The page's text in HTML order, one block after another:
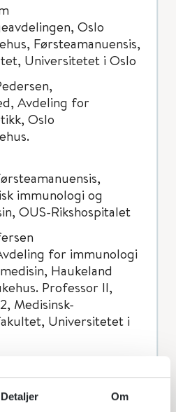
Detaljer Om
Oslo
Førsteamanuensis,
Universitetet i Oslo
Avdeling for
Oslo
immunologi og
OUS-Rikshospitalet
for immunologi
Haukeland
Professor II,
Medisinsk-
Universitetet i
Barneklinikken,